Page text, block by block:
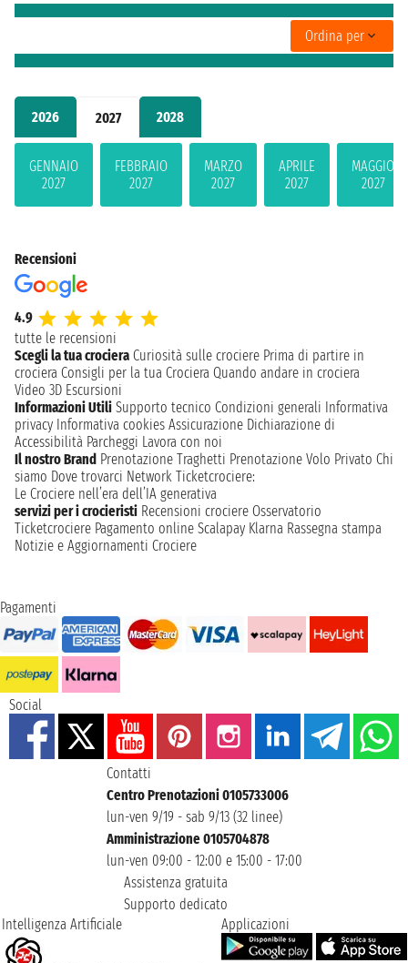
2026 2027 2028
GENNAIO
2027
FEBBRAIO
2027
MARZO
2027
APRILE
2027
MAGGIO
2027
Ordina per
Recensioni
4.9
tutte le recensioni
Scegli la tua crociera Curiosità sulle crociere Prima di partire in
crociera Consigli per la tua Crociera Quando andare in crociera
Video 3D Escursioni
Informazioni Utili Supporto tecnico Condizioni generali Informativa
privacy Informativa cookies Assicurazione Dichiarazione di
Accessibilità Parcheggi Lavora con noi
Il nostro Brand Prenotazione Traghetti Prenotazione Volo Privato Chi
siamo Dove trovarci Network Ticketcrociere:
Le Crociere nell’era dell’IA generativa
servizi per i crocieristi Recensioni crociere Osservatorio
Ticketcrociere Pagamento online Scalapay Klarna Rassegna stampa
Notizie e Aggiornamenti Crociere
Pagamenti
Social
Contatti
Centro Prenotazioni 0105733006
lun-ven 9/19 - sab 9/13 (32 linee)
Amministrazione 0105704878
lun-ven 09:00 - 12:00 e 15:00 - 17:00
Assistenza gratuita
Supporto dedicato
Intelligenza Artificiale
Applicazioni